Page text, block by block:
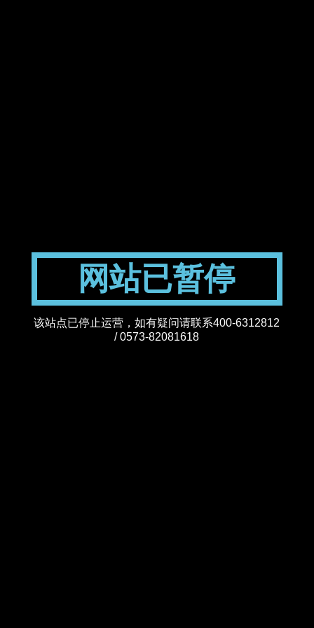
网站已暂停
该站点已停止运营，如有疑问请联系400-6312812
/ 0573-82081618